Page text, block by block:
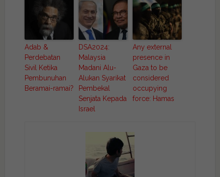
Adab &
Perdebatan
Sivil Ketika
Pembunuhan
Beramai-ramai?
DSA2024:
Malaysia
Madani Alu-
Alukan Syarikat
Pembekal
Senjata Kepada
Israel
Any external
presence in
Gaza to be
considered
occupying
force: Hamas